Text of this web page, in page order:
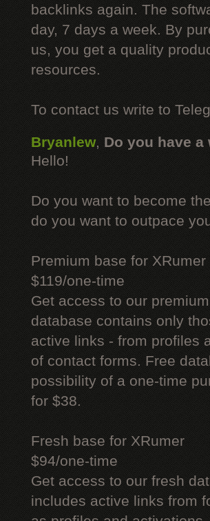
backlinks again. The
day, 7 days a week. By
us, you get a quality
resources.
To contact us write to
Bryanlew, Do you have a
Hello!
Do you want to become
do you want to outpace
Premium base for XRumer
$119/one-time
Get access to our
database contains only
active links - from profiles
of contact forms. Free
possibility of a one-time
for $38.
Fresh base for XRumer
$94/one-time
Get access to our fresh
includes active links from